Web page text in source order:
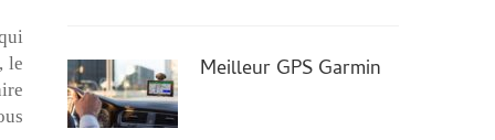
le
Meilleur GPS Garmin